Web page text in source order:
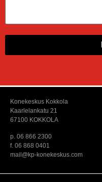
Konekeskus Kokkola
Kaarlelankatu 21
67100 KOKKOLA
p. 06 866 2300
f. 06 868 0401
mail@kp-konekeskus.com